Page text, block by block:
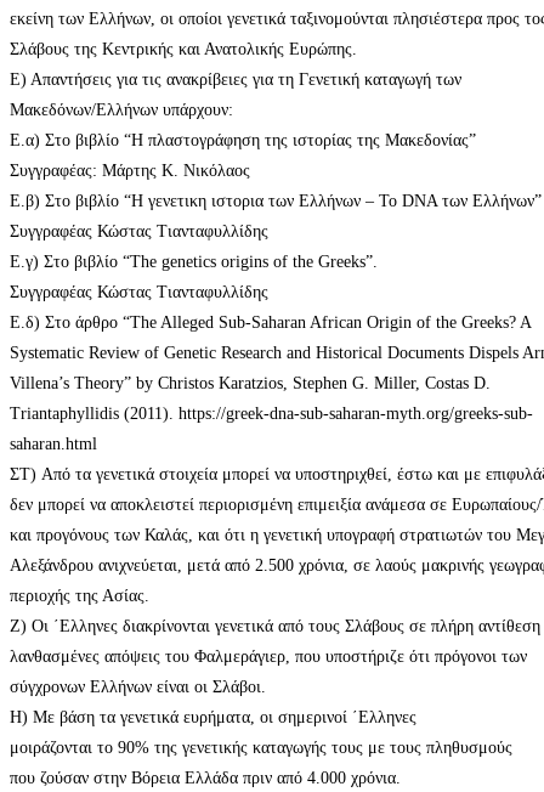
εκείνη των Ελλήνων, οι οποίοι γενετικά ταξινομούνται πλησιέστερα προς
Σλάβους της Κεντρικής και Ανατολικής Ευρώπης.
Ε) Απαντήσεις για τις ανακρίβειες για τη Γενετική καταγωγή των
Μακεδόνων/Ελλήνων υπάρχουν:
Ε.α) Στο βιβλίο “Η πλαστογράφηση της ιστορίας της Μακεδονίας”
Συγγραφέας: Μάρτης Κ. Νικόλαος
Ε.β) Στο βιβλίο “Η γενετικη ιστορια των Ελλήνων – Το DNA των Ελλήνων”
Συγγραφέας Κώστας Τιανταφυλλίδης
Ε.γ) Στο βιβλίο “The genetics origins of the Greeks”.
Συγγραφέας Κώστας Τιανταφυλλίδης
Ε.δ) Στο άρθρο “The Alleged Sub-Saharan African Origin of the Greeks? A
Systematic Review of Genetic Research and Historical Documents Dispels
Villena’s Theory” by Christos Karatzios, Stephen G. Miller, Costas D.
Triantaphyllidis (2011). https://greek-dna-sub-saharan-myth.org/greeks-sub-
saharan.html
ΣΤ) Από τα γενετικά στοιχεία μπορεί να υποστηριχθεί, έστω και με
δεν μπορεί να αποκλειστεί περιορισμένη επιμειξία ανάμεσα σε
και προγόνους των Καλάς, και ότι η γενετική υπογραφή στρατιωτών του
Αλεξάνδρου ανιχνεύεται, μετά από 2.500 χρόνια, σε λαούς μακρινής
περιοχής της Ασίας.
Ζ) Οι ΄Ελληνες διακρίνονται γενετικά από τους Σλάβους σε πλήρη αντίθεση
λανθασμένες απόψεις του Φαλμεράγιερ, που υποστήριζε ότι πρόγονοι των
σύγχρονων Ελλήνων είναι οι Σλάβοι.
Η) Με βάση τα γενετικά ευρήματα, οι σημερινοί ΄Ελληνες
μοιράζονται το 90% της γενετικής καταγωγής τους με τους πληθυσμούς
που ζούσαν στην Βόρεια Ελλάδα πριν από 4.000 χρόνια.